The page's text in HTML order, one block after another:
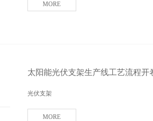
MORE
太阳能光伏支架生产线工艺流程
光伏支架
MORE